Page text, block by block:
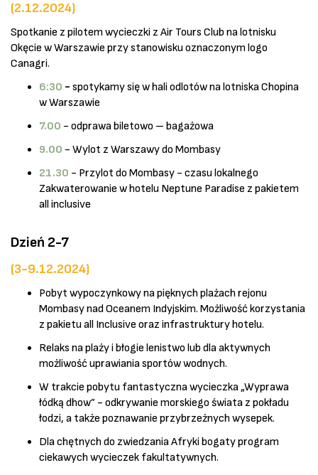
(2.12.2024)
Spotkanie z pilotem wycieczki z Air Tours Club na lotnisku
Okęcie w Warszawie przy stanowisku oznaczonym logo
Canagri.
6:30 - spotykamy się w hali odlotów na lotniska Chopina
w Warszawie
7.00 - odprawa biletowo – bagażowa
9.00 - Wylot z Warszawy do Mombasy
21.30 - Przylot do Mombasy - czasu lokalnego
Zakwaterowanie w hotelu Neptune Paradise z pakietem
all inclusive
Dzień 2-7
(3-9.12.2024)
Pobyt wypoczynkowy na pięknych plażach rejonu
Mombasy nad Oceanem Indyjskim. Możliwość korzystania
z pakietu all Inclusive oraz infrastruktury hotelu.
Relaks na plaży i błogie lenistwo lub dla aktywnych
możliwość uprawiania sportów wodnych.
W trakcie pobytu fantastyczna wycieczka „Wyprawa
łódką dhow” - odkrywanie morskiego świata z pokładu
łodzi, a także poznawanie przybrzeżnych wysepek.
Dla chętnych do zwiedzania Afryki bogaty program
ciekawych wycieczek fakultatywnych.